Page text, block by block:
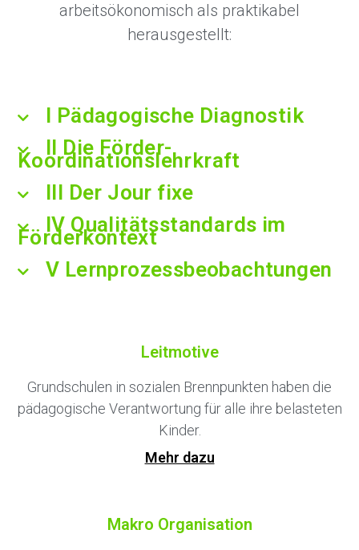
arbeitsökonomisch als praktikabel
herausgestellt:
I Pädagogische Diagnostik
II Die Förder-
Koordinationslehrkraft
III Der Jour fixe
IV Qualitätsstandards im
Förderkontext
V Lernprozessbeobachtungen
Leitmotive
Grundschulen in sozialen Brennpunkten haben die
pädagogische Verantwortung für alle ihre belasteten
Kinder.
Mehr dazu
Makro Organisation